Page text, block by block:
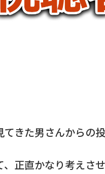
きた男さんからの投
正直かなり考えさせ